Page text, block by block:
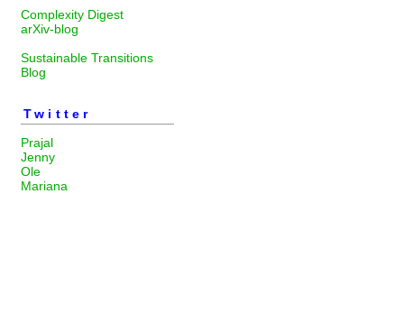
Complexity Digest
arXiv-blog
Sustainable Transitions
Blog
Twitter
Prajal
Jenny
Ole
Mariana